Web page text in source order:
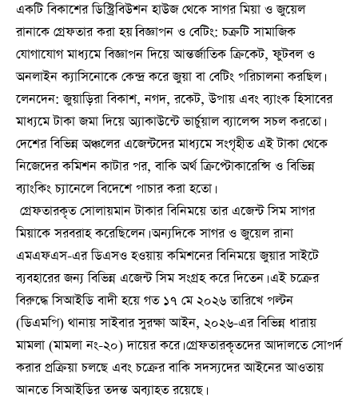
একটি বিকাশের ডিস্ট্রিবিউশন হাউজ থেকে সাগর মিয়া ও জুয়েল
রানাকে গ্রেফতার করা হয়।বিজ্ঞাপন ও বেটিং: চক্রটি সামাজিক
যোগাযোগ মাধ্যমে বিজ্ঞাপন দিয়ে আন্তর্জাতিক ক্রিকেট, ফুটবল ও
অনলাইন ক্যাসিনোকে কেন্দ্র করে জুয়া বা বেটিং পরিচালনা করছিল।
​লেনদেন: জুয়াড়িরা বিকাশ, নগদ, রকেট, উপায় এবং ব্যাংক হিসাবের
মাধ্যমে টাকা জমা দিয়ে অ্যাকাউন্টে ভার্চুয়াল ব্যালেন্স সচল করতো।
দেশের বিভিন্ন অঞ্চলের এজেন্টদের মাধ্যমে সংগৃহীত এই টাকা থেকে
নিজেদের কমিশন কাটার পর, বাকি অর্থ ক্রিপ্টোকারেন্সি ও বিভিন্ন
ব্যাংকিং চ্যানেলে বিদেশে পাচার করা হতো।
​ গ্রেফতারকৃত সোলায়মান টাকার বিনিময়ে তার এজেন্ট সিম সাগর
মিয়াকে সরবরাহ করেছিলেন। অন্যদিকে সাগর ও জুয়েল রানা
এমএফএস-এর ডিএসও হওয়ায় কমিশনের বিনিময়ে জুয়ার সাইটে
ব্যবহারের জন্য বিভিন্ন এজেন্ট সিম সংগ্রহ করে দিতেন। এই চক্রের
বিরুদ্ধে সিআইডি বাদী হয়ে গত ১৭ মে ২০২৬ তারিখে পল্টন
(ডিএমপি) থানায় সাইবার সুরক্ষা আইন, ২০২৬-এর বিভিন্ন ধারায়
মামলা (মামলা নং-২০) দায়ের করে। গ্রেফতারকৃতদের আদালতে সোপর্দ
করার প্রক্রিয়া চলছে এবং চক্রের বাকি সদস্যদের আইনের আওতায়
আনতে সিআইডির তদন্ত অব্যাহত রয়েছে।